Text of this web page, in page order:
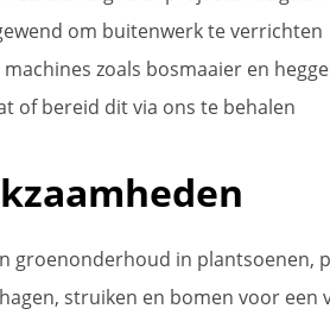
om buitenwerk te verrichten
zoals bosmaaier en
of bereid dit via ons te behalen
groenonderhoud in plantsoenen,
struiken en bomen voor